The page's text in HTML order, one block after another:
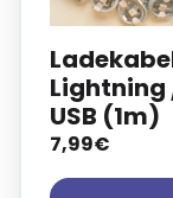
Lightning
USB (1m)
7,99€